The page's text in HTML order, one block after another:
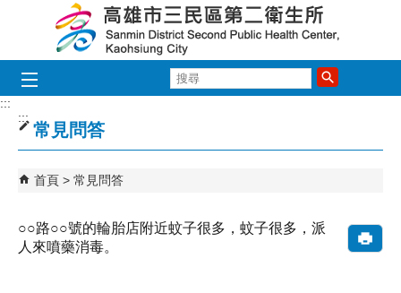
跳到主要內容區塊
尋
:::
:::
常見問答
首頁 常見問答
○○路○○號的輪胎店附近蚊子很多，蚊子很多，派
人來噴藥消毒。